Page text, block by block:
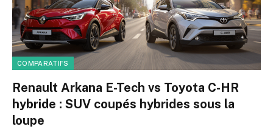
COMPARATIFS
Renault Arkana E-Tech vs Toyota C-HR
hybride : SUV coupés hybrides sous la
loupe